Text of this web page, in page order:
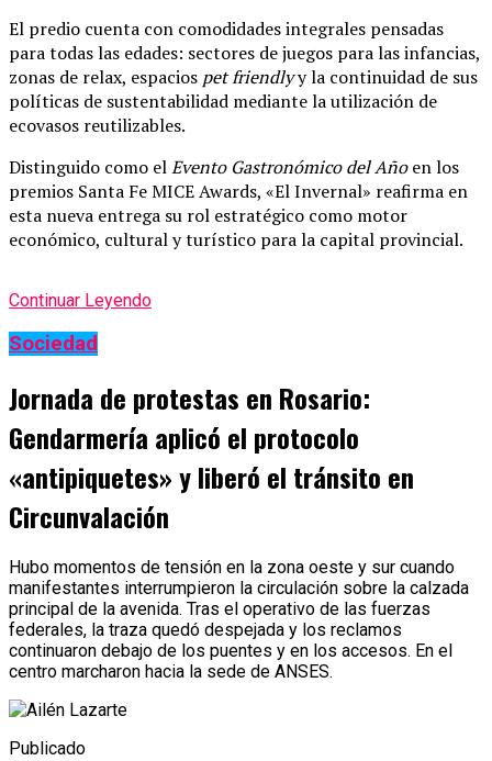
El predio cuenta con comodidades integrales pensadas
para todas las edades: sectores de juegos para las infancias,
zonas de relax, espacios pet friendlyy la continuidad de sus
políticas de sustentabilidad mediante la utilización de
ecovasos reutilizables.
Distinguido como elEvento Gastronómico del Añoen los
premios Santa Fe MICE Awards, «El Invernal» reafirma en
esta nueva entrega su rol estratégico como motor
económico, cultural y turístico para la capital provincial.
Continuar Leyendo
Sociedad
Jornada de protestas en Rosario:
Gendarmería aplicó el protocolo
«antipiquetes» y liberó el tránsito en
Circunvalación
Hubo momentos de tensión en la zona oeste y sur cuando
manifestantes interrumpieron la circulación sobre la calzada
principal de la avenida. Tras el operativo de las fuerzas
federales, la traza quedó despejada y los reclamos
continuaron debajo de los puentes y en los accesos. En el
centro marcharon hacia la sede de ANSES.
Publicado